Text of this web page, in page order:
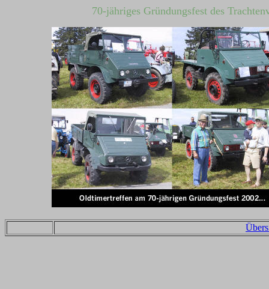
70-jähriges Gründungsfest des